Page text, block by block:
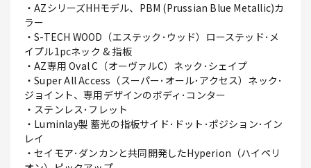
・AZシリーズHHモデル、PBM (Prussian Blue Metallic)カ
ラー
・S-TECH WOOD（エステック･ウッド）ローステッド･メ
イプル1pcネック & 指板
・AZ専用 Oval C（オーヴァルC）ネック･シェイプ
・Super All Access（スーパー･オール･アクセス）ネック･
ジョイント、専用デザインのボディ･コンター
・ステンレス･フレット
・Luminlay製 蓄光の指板サイド･ドット･ポジション･イン
レイ
・セイモア･ダンカンと共同開発したHyperion（ハイペリ